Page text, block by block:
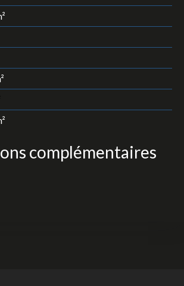
complémentaires